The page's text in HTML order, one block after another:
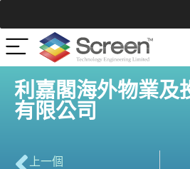
利嘉閣海外物業及
有限公司
上一個